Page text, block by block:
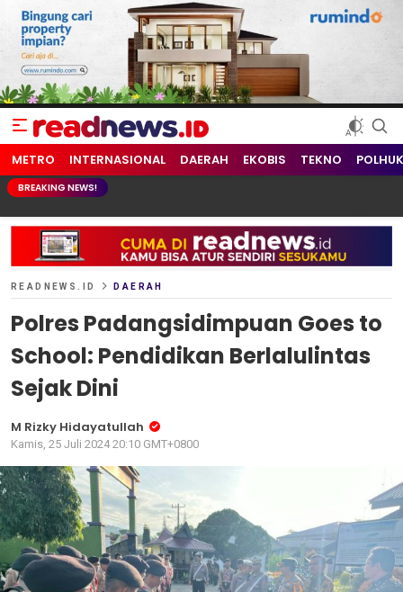
readnews.id
Berita Terkini, Update Terbaru Hari ini dari Indonesia dan Dunia
METRO INTERNASIONAL DAERAH EKOBIS TEKNO
BREAKING NEWS!
READNEWS.ID DAERAH
Polres Padangsidimpuan Goes to
School: Pendidikan Berlalulintas
Sejak Dini
M Rizky Hidayatullah
Kamis, 25 Juli 2024 20:10 GMT+0800